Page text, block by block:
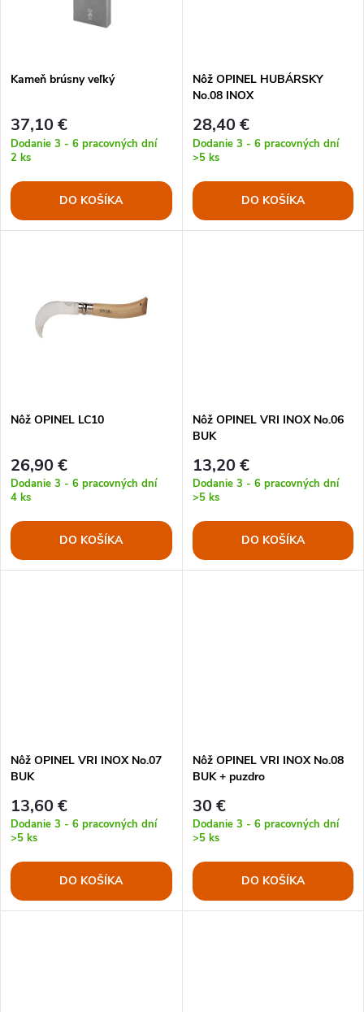
e
p
r
o
o
v
s
p
r
o
d
v
Kameň brúsny veľký
37,10 €
Dodanie 3 - 6 pracovných dní
2 ks
DO KOŠÍKA
Nôž OPINEL HUBÁRSKY
No.08 INOX
28,40 €
Dodanie 3 - 6 pracovných dní
>5 ks
DO KOŠÍKA
Nôž OPINEL LC10
26,90 €
Dodanie 3 - 6 pracovných dní
4 ks
DO KOŠÍKA
Nôž OPINEL VRI INOX No.06
BUK
13,20 €
Dodanie 3 - 6 pracovných dní
>5 ks
DO KOŠÍKA
Nôž OPINEL VRI INOX No.07
BUK
13,60 €
Dodanie 3 - 6 pracovných dní
>5 ks
DO KOŠÍKA
Nôž OPINEL VRI INOX No.08
BUK + puzdro
30 €
Dodanie 3 - 6 pracovných dní
>5 ks
DO KOŠÍKA